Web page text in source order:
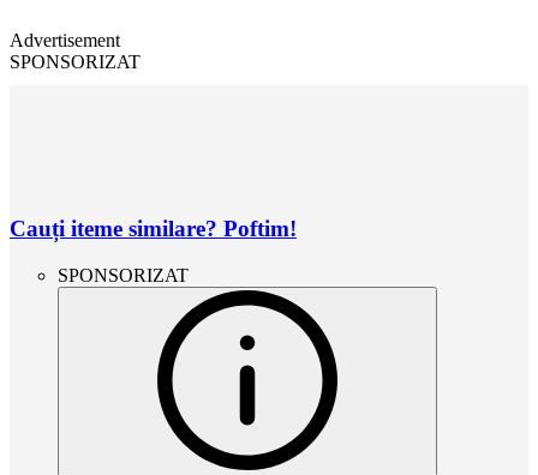
Advertisement
SPONSORIZAT
Cauți iteme similare? Poftim!
SPONSORIZAT